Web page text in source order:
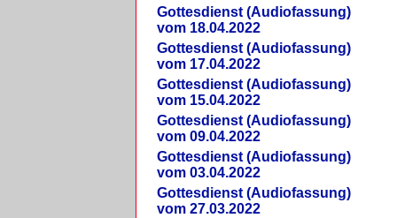
Gottesdienst (Audiofassung)
vom 18.04.2022
Gottesdienst (Audiofassung)
vom 17.04.2022
Gottesdienst (Audiofassung)
vom 15.04.2022
Gottesdienst (Audiofassung)
vom 09.04.2022
Gottesdienst (Audiofassung)
vom 03.04.2022
Gottesdienst (Audiofassung)
vom 27.03.2022